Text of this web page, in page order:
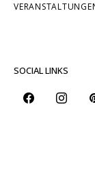
SOCIAL LINKS